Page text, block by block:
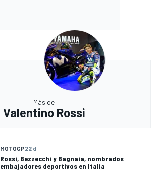
Más de
Valentino Rossi
MOTOGP22 d
Rossi, Bezzecchi y Bagnaia, nombrados
embajadores deportivos en Italia